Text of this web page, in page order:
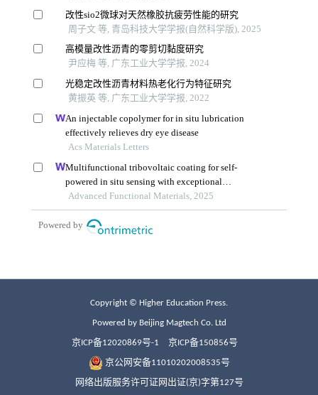
Copyright © Higher Education Press.
Powered by Beijing Magtech Co. Ltd
京ICP备12020869号-1 京ICP备150856号
京公网安备11010202008535号
网络出版服务许可证网出证(京)字第127号